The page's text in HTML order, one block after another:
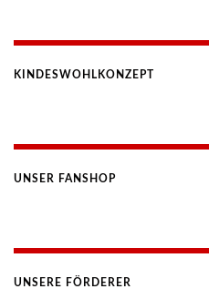
KINDESWOHLKONZEPT
UNSER FANSHOP
UNSERE FÖRDERER